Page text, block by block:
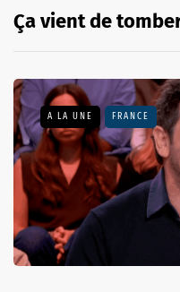
Ça vient de
A LA UNE FRANCE